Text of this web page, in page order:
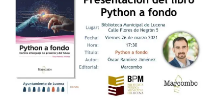
de
Python
a
fondo
en
Lucena